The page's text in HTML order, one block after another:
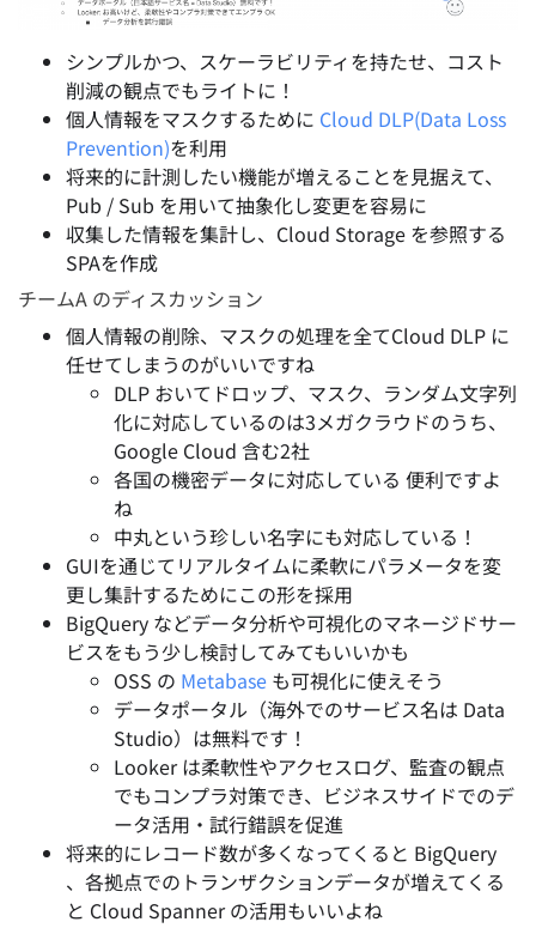
シンプルかつ、スケーラビリティを持たせ、コスト
削減の観点でもライトに！
個人情報をマスクするために Cloud DLP(Data Loss
Prevention)を利用
将来的に計測したい機能が増えることを見据えて、
Pub / Sub を用いて抽象化し変更を容易に
収集した情報を集計し、Cloud Storage を参照する
SPAを作成
チームA のディスカッション
個人情報の削除、マスクの処理を全てCloud DLP に
任せてしまうのがいいですね
DLP おいてドロップ、マスク、ランダム文字列
化に対応しているのは3メガクラウドのうち、
Google Cloud 含む2社
各国の機密データに対応している 便利ですよ
ね
中丸という珍しい名字にも対応している！
GUIを通じてリアルタイムに柔軟にパラメータを変
更し集計するためにこの形を採用
BigQuery などデータ分析や可視化のマネージドサー
ビスをもう少し検討してみてもいいかも
OSS の Metabase も可視化に使えそう
データポータル（海外でのサービス名は Data
Studio）は無料です！
Looker は柔軟性やアクセスログ、監査の観点
でもコンプラ対策でき、ビジネスサイドでのデ
ータ活用・ 試行錯誤を促進
将来的にレコード数が多くなってくると BigQuery
、各拠点でのトランザクションデータが増えてくる
と Cloud Spanner の活用もいいよね